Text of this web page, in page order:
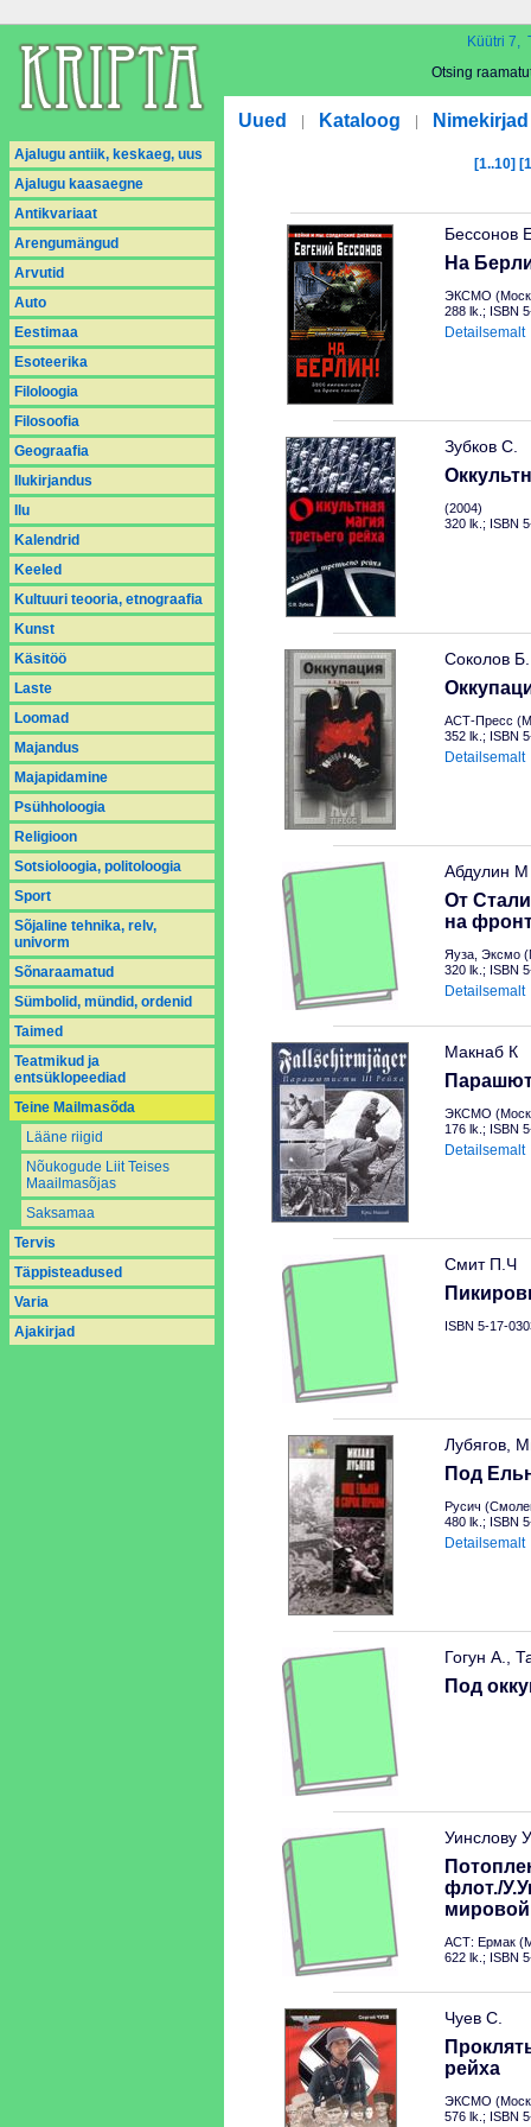
Küütri 7,
Otsing
Uued Kataloog Nimekirjad
Ajalugu antiik, keskaeg, uus
Ajalugu kaasaegne
Antikvariaat
Arengumängud
Arvutid
Auto
Eestimaa
Esoteerika
Filoloogia
Filosoofia
Geograafia
Ilukirjandus
Ilu
Kalendrid
Keeled
Kultuuri teooria, etnograafia
Kunst
Käsitöö
Laste
Loomad
Majandus
Majapidamine
Psühholoogia
Religioon
Sotsioloogia, politoloogia
Sport
Sõjaline tehnika, relv,
univorm
Sõnaraamatud
Sümbolid, mündid, ordenid
Taimed
Teatmikud ja
entsüklopeediad
Teine Mailmasõda
Lääne riigid
Nõukogude Liit Teises
Maailmasõjas
Saksamaa
Tervis
Täppisteadused
Varia
Аjakirjad
[1..10]
Бессонов
На
ЭКСМО
288 lk.; ISBN
Detailsemalt
Зубков С.
(2004)
320 lk.; ISBN
Соколов Б.
АСТ-Пресс
352 lk.; ISBN
Detailsemalt
Абдулин М
От
на
Яуза, Эксмо
320 lk.; ISBN
Detailsemalt
Макнаб К
ЭКСМО
176 lk.; ISBN
Detailsemalt
Смит П.Ч
ISBN 5-17-
Лубягов,
Под
Русич
480 lk.; ISBN
Detailsemalt
Гогун А.,
Под
Уинслову
флот./
АСТ: Ермак
622 lk.; ISBN
Чуев С.
рейха
ЭКСМО
576 lk.; ISBN